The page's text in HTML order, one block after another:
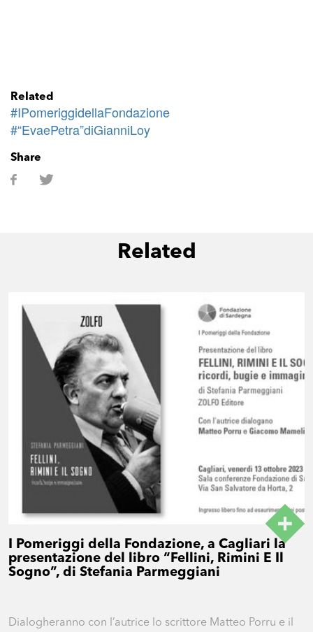
Related
#IPomeriggidellaFondazione
#“EvaePetra”diGianniLoy
Share
Related
I Pomeriggi della Fondazione, a Cagliari la
presentazione del libro “Fellini, Rimini E Il
Sogno”, di Stefania Parmeggiani
Dialogheranno con l’autrice lo scrittore Matteo Porru e il